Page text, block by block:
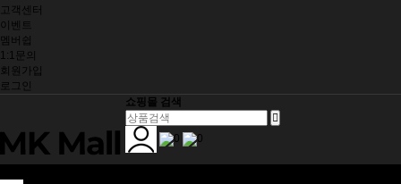
고객센터
이벤트
멤버쉽
1:1문의
회원가입
로그인
쇼핑몰 검색
0 0